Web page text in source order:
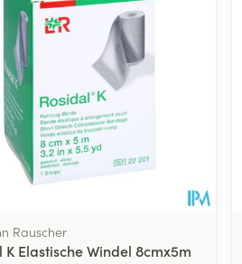
Rauscher
K Elastische Windel 8cmx5m